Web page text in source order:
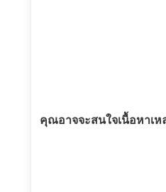
คุณอาจจะสนใจเนื้อหาเห